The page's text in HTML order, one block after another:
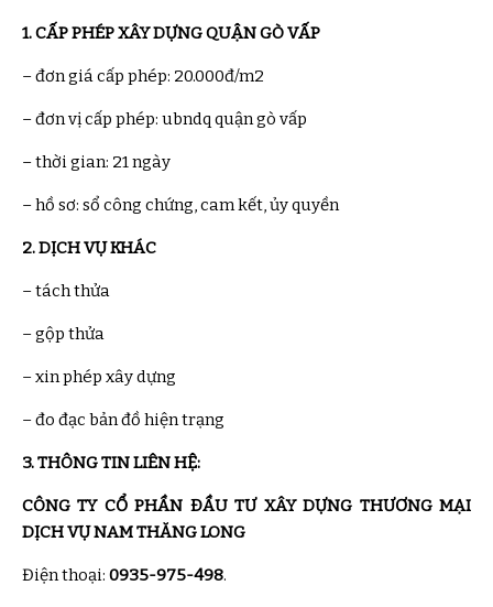
CẤP PHÉP XÂY DỰNG QUẬN GÒ VẤP
– đơn giá cấp phép: 20.000đ/m2
– đơn vị cấp phép: ubndq quận gò vấp
– thời gian: 21 ngày
– hồ sơ: sổ công chứng, cam kết, ủy quyền
2. DỊCH VỤ KHÁC
– tách thửa
– gộp thửa
– xin phép xây dựng
– đo đạc bản đồ hiện trạng
3. THÔNG TIN LIÊN HỆ:
CÔNG TY CỔ PHẦN ĐẦU TƯ XÂY DỰNG THƯƠNG MẠI
DỊCH VỤ NAM THĂNG LONG
Điện thoại: 0935-975-498.